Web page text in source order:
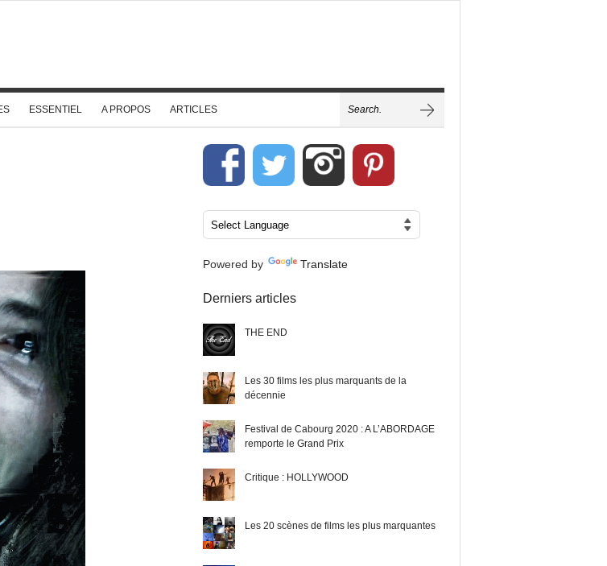
ESSENTIEL A PROPOS ARTICLES
Powered by Translate
Derniers articles
THE END
Les 30 films les plus marquants de la
décennie
Festival de Cabourg 2020 : A L’ABORDAGE
remporte le Grand Prix
Critique : HOLLYWOOD
Les 20 scènes de films les plus marquantes